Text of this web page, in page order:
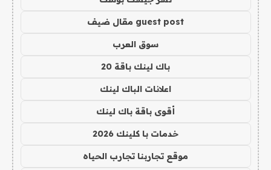
guest post مقال ضيف
سوق العرب
باك لينك باقة 20
اعلانات الباك لينك
أقوى باقة باك لينك
خدمات با كلينك 2026
موقع تجاربنا تجارب الحياه